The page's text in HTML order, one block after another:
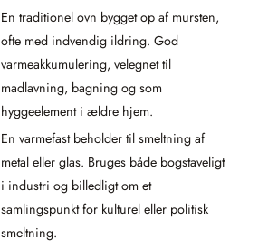
En traditionel ovn bygget op af mursten,
ofte med indvendig ildring. God
varmeakkumulering, velegnet til
madlavning, bagning og som
hyggeelement i ældre hjem.
En varmefast beholder til smeltning af
metal eller glas. Bruges både bogstaveligt
i industri og billedligt om et
samlingspunkt for kulturel eller politisk
smeltning.